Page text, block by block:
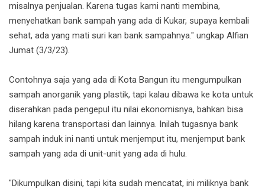
misalnya penjualan. Karena tugas kami nanti membina,
menyehatkan bank sampah yang ada di Kukar, supaya kembali
sehat, ada yang mati suri kan bank sampahnya." ungkap Alfian
Jumat (3/3/23).
Contohnya saja yang ada di Kota Bangun itu mengumpulkan
sampah anorganik yang plastik, tapi kalau dibawa ke kota untuk
diserahkan pada pengepul itu nilai ekonomisnya, bahkan bisa
hilang karena transportasi dan lainnya. Inilah tugasnya bank
sampah induk ini nanti untuk menjemput itu, menjemput bank
sampah yang ada di unit-unit yang ada di hulu.
"Dikumpulkan disini, tapi kita sudah mencatat, ini miliknya bank